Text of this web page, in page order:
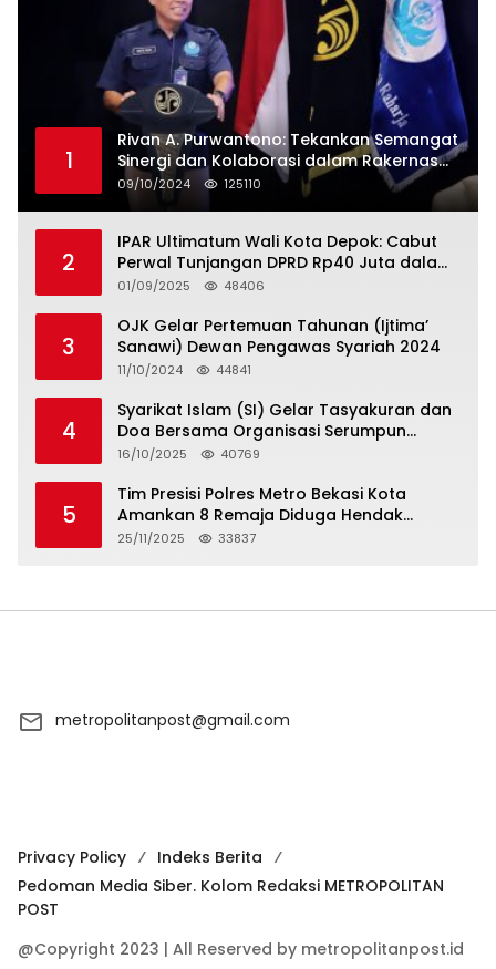
1
Rivan A. Purwantono: Tekankan Semangat
Sinergi dan Kolaborasi dalam Rakernas
Serikat Pekerja Jasa Raharja
09/10/2024 125110
2
IPAR Ultimatum Wali Kota Depok: Cabut
Perwal Tunjangan DPRD Rp40 Juta dalam
5 Hari atau Hadapi Aksi Rakyat
01/09/2025 48406
3
OJK Gelar Pertemuan Tahunan (Ijtima’
Sanawi) Dewan Pengawas Syariah 2024
11/10/2024 44841
4
Syarikat Islam (SI) Gelar Tasyakuran dan
Doa Bersama Organisasi Serumpun
Syarikat Islam Doa
16/10/2025 40769
5
Tim Presisi Polres Metro Bekasi Kota
Amankan 8 Remaja Diduga Hendak
Tawuran
25/11/2025 33837
metropolitanpost@gmail.com
Privacy Policy
Indeks Berita
Pedoman Media Siber. Kolom Redaksi METROPOLITAN
POST
@Copyright 2023 | All Reserved by metropolitanpost.id